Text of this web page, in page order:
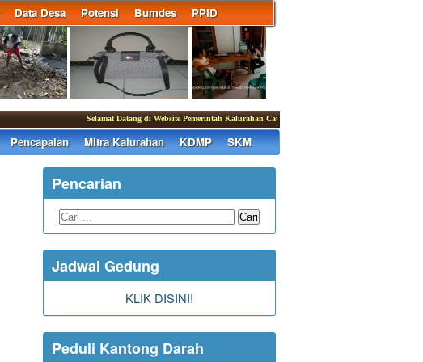
Data Desa Potensi Bumdes PPID
Selamat Datang di Website Pemerintah Kalurahan Caturharjo
Pencapaian Mitra Kalurahan KDMP SKM
Pencarian
Cari
Jadwal Gedung
KLIK DISINI!
Peduli Kantong Darah